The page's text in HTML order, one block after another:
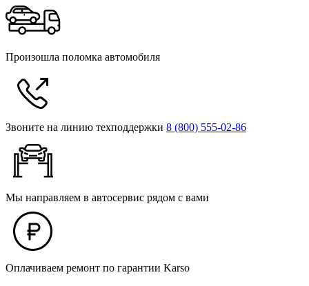
Произошла поломка автомобиля
Звоните на линию техподдержки 8 (800) 555‑02‑86
Мы направляем в автосервис рядом с вами
Оплачиваем ремонт по гарантии Karso